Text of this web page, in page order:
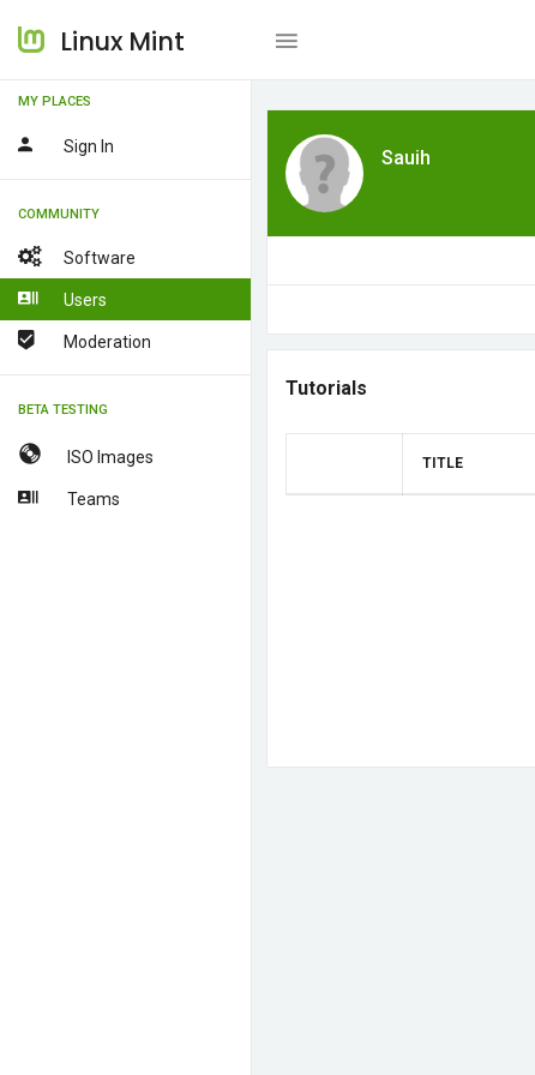
Linux Mint
MY PLACES
Sign In
COMMUNITY
Software
Users
Moderation
BETA TESTING
ISO Images
Teams
Sauih
Tutorials
TITLE